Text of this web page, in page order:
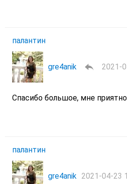
палантин
gre4anik 2021-
Спасибо большое, мне приятно
палантин
gre4anik 2021-04-23